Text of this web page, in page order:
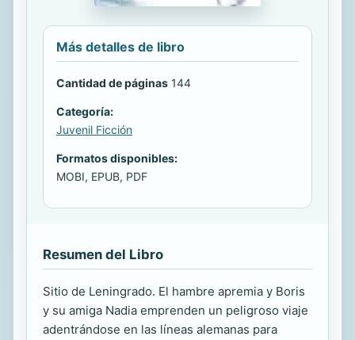
Más detalles de libro
Cantidad de páginas 144
Categoría:
Juvenil Ficción
Formatos disponibles:
MOBI, EPUB, PDF
Resumen del Libro
Sitio de Leningrado. El hambre apremia y Boris
y su amiga Nadia emprenden un peligroso viaje
adentrándose en las líneas alemanas para